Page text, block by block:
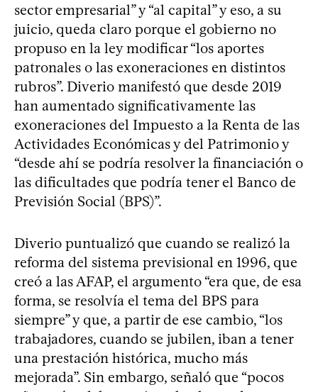
sector empresarial” y “al capital” y eso, a su
juicio, queda claro porque el gobierno no
propuso en la ley modificar “los aportes
patronales o las exoneraciones en distintos
rubros”. Diverio manifestó que desde 2019
han aumentado significativamente las
exoneraciones del Impuesto a la Renta de las
Actividades Económicas y del Patrimonio y
“desde ahí se podría resolver la financiación o
las dificultades que podría tener el Banco de
Previsión Social (BPS)”.
Diverio puntualizó que cuando se realizó la
reforma del sistema previsional en 1996, que
creó a las AFAP, el argumento “era que, de esa
forma, se resolvía el tema del BPS para
siempre” y que, a partir de ese cambio, “los
trabajadores, cuando se jubilen, iban a tener
una prestación histórica, mucho más
mejorada”. Sin embargo, señaló que “pocos